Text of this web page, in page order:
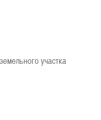
участка